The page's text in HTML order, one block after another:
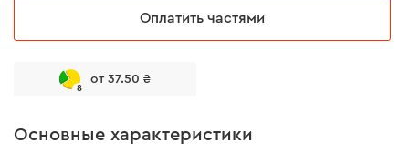
Оплатить частями
8
от 37.50 ₴
Основные характеристики